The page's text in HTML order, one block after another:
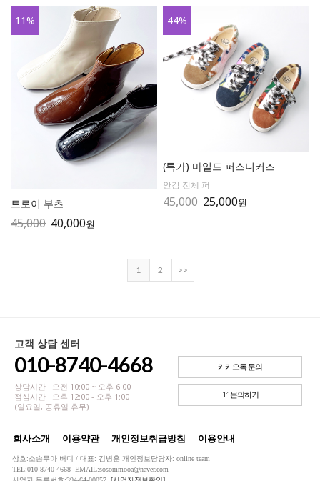
11%
트로이 부츠
45,000 40,000원
44%
(특가) 마일드 퍼스니커즈
안감 전체 퍼
45,000 25,000원
1 2 >>
고객 상담 센터
010-8740-4668
상담시간 : 오전 10:00 ~ 오후 6:00
점심시간 : 오후 12:00 - 오후 1:00
(일요일, 공휴일 휴무)
카카오톡 문의
1:1문의하기
회사소개 이용약관 개인정보취급방침 이용안내
상호:소솜무아 버디 / 대표: 김병훈 개인정보담당자: online team
TEL:010-8740-4668 EMAIL:sosommooa@naver.com